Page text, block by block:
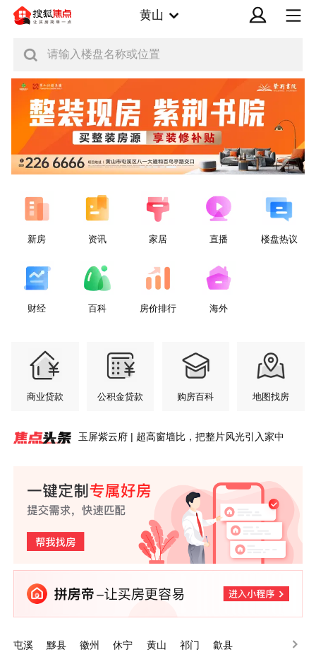
黄山
请输入楼盘名称或位置
新房 资讯 家居 直播 楼盘热议
财经 百科 房价排行 海外
商业贷款 公积金贷款 购房百科 地图找房
玉屏紫云府 | 超高窗墙比，把整片风光引入家中
屯溪 黟县 徽州 休宁 黄山 祁门 歙县